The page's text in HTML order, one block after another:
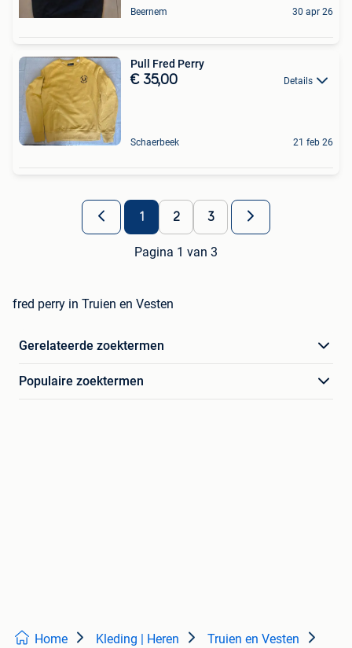
Beernem 30 apr 26
Pull Fred Perry
€ 35,00 Details
Schaerbeek 21 feb 26
1 2 3
Pagina 1 van 3
fred perry in Truien en Vesten
Gerelateerde zoektermen
Populaire zoektermen
Home Kleding | Heren Truien en Vesten